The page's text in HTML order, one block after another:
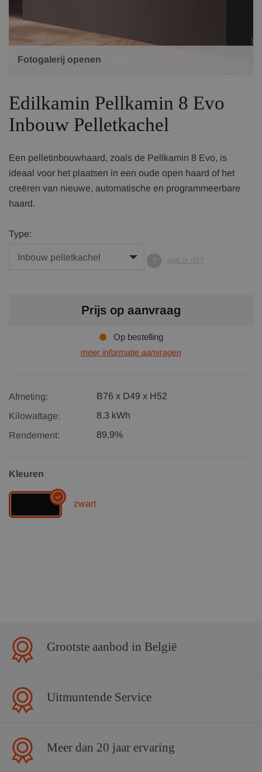
Fotogalerij openen
Edilkamin Pellkamin 8 Evo
Inbouw Pelletkachel
Een pelletinbouwhaard, zoals de Pellkamin 8 Evo, is
ideaal voor het plaatsen in een oude open haard of het
creëren van nieuwe, automatische en programmeerbare
haard.
Type:
wat is dit?
Prijs op aanvraag
Op bestelling
meer informatie aanvragen
Afmeting:
B76 x D49 x H52
Kilowattage:
8.3 kWh
Rendement:
89,9%
Kleuren
zwart
Grootste aanbod in België
Uitmuntende Service
Meer dan 20 jaar ervaring